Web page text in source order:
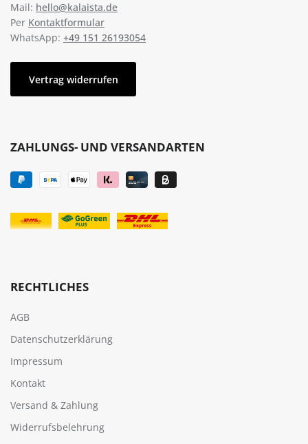
Mail: hello@kalaista.de
Per Kontaktformular
WhatsApp: +49 151 26193054
Vertrag widerrufen
ZAHLUNGS- UND VERSANDARTEN
RECHTLICHES
AGB
Datenschutzerklärung
Impressum
Kontakt
Versand & Zahlung
Widerrufsbelehrung